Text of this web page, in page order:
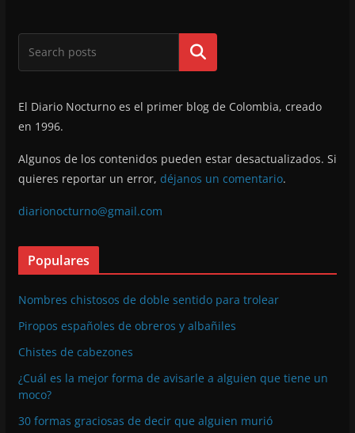
Buscar
El Diario Nocturno es el primer blog de Colombia, creado
en 1996.
Algunos de los contenidos pueden estar desactualizados. Si
quieres reportar un error, déjanos un comentario.
diarionocturno@gmail.com
Populares
Nombres chistosos de doble sentido para trolear
Piropos españoles de obreros y albañiles
Chistes de cabezones
¿Cuál es la mejor forma de avisarle a alguien que tiene un
moco?
30 formas graciosas de decir que alguien murió